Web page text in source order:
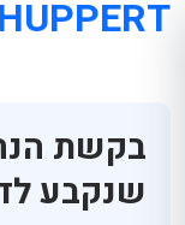
HUPPERT
בקשת
שנקבע